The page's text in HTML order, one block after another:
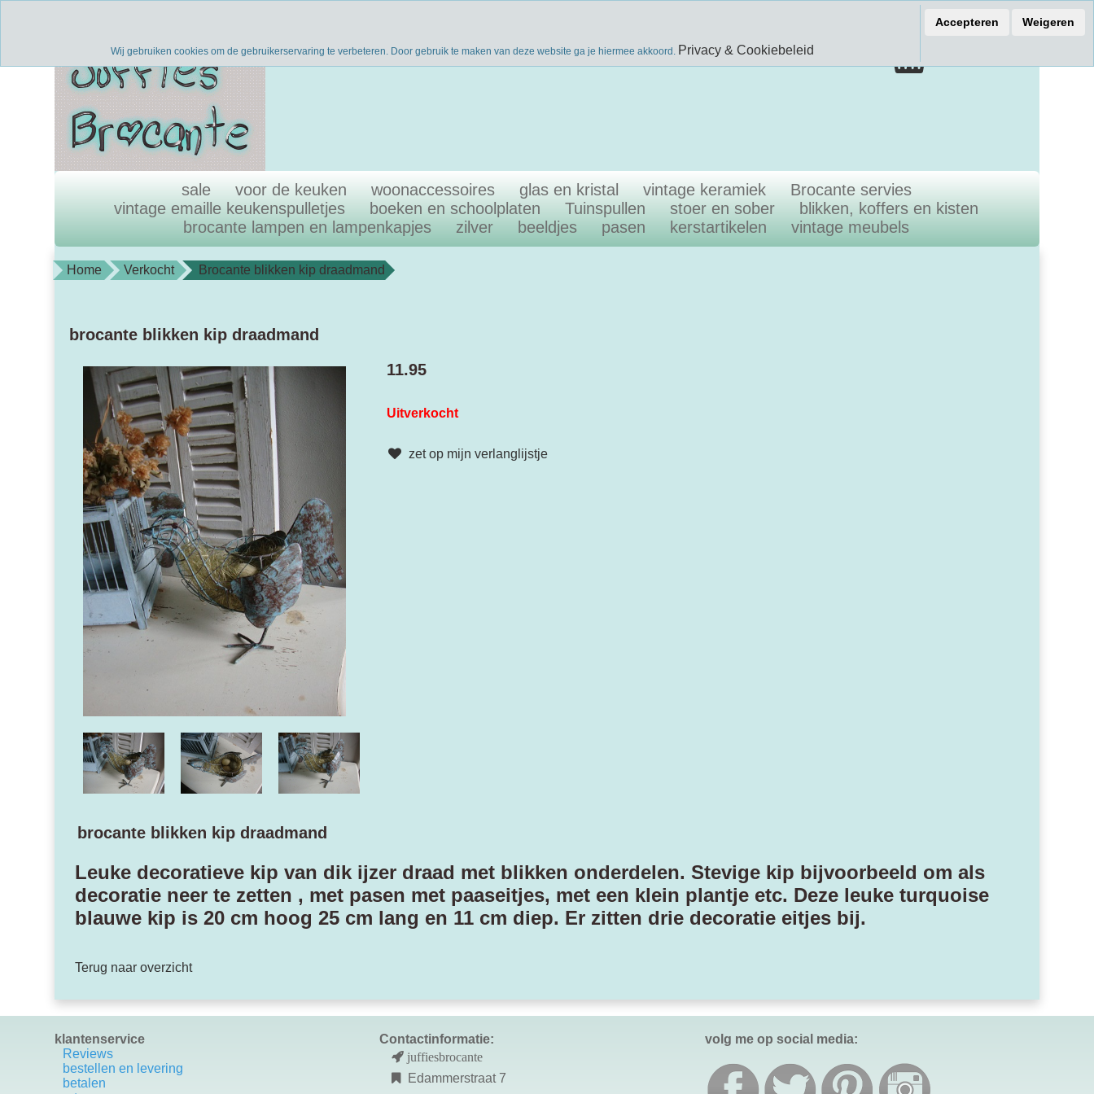
sale voor de keuken woonaccessoires glas en kristal vintage keramiek
Brocante servies
vintage emaille keukenspulletjes
boeken en schoolplaten Tuinspullen stoer en sober
blikken, koffers en kisten
brocante lampen en lampenkapjes
zilver beeldjes pasen kerstartikelen vintage meubels
Home Verkocht Brocante blikken kip draadmand
brocante blikken kip draadmand
11.95
Uitverkocht
zet op mijn verlanglijstje
brocante blikken kip draadmand
Leuke decoratieve kip van dik ijzer draad met blikken onderdelen. Stevige kip bijvoorbeeld om als
decoratie neer te zetten , met pasen met paaseitjes, met een klein plantje etc. Deze leuke turquoise
blauwe kip is 20 cm hoog 25 cm lang en 11 cm diep. Er zitten drie decoratie eitjes bij.
Terug naar overzicht
klantenservice
Reviews
bestellen en levering
betalen
Contactinformatie:
juffiesbrocante
Edammerstraat 7
volg me op social media:
Wij gebruiken cookies om de gebruikerservaring te verbeteren. Door gebruik te maken van deze website ga je hiermee akkoord. Privacy & Cookiebeleid
Accepteren Weigeren